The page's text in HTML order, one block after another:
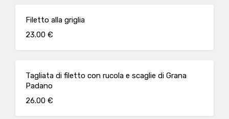
Filetto alla griglia
23.00 €
Tagliata di filetto con rucola e scaglie di Grana
Padano
26.00 €